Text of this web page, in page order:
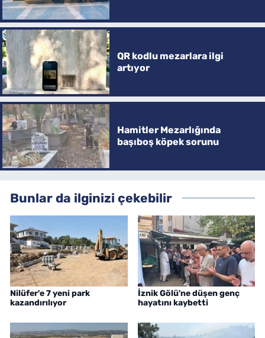
QR kodlu mezarlara ilgi
artıyor
Hamitler Mezarlığında
başıboş köpek sorunu
Bunlar da ilginizi çekebilir
Nilüfer'e 7 yeni park
kazandırılıyor
İznik Gölü'ne düşen genç
hayatını kaybetti